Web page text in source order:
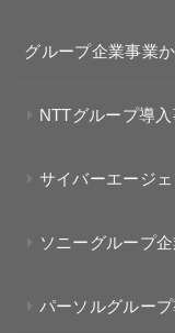
グループ企業事業
NTTグループ導入
サイバーエージ
ソニーグループ
パーソルグルー